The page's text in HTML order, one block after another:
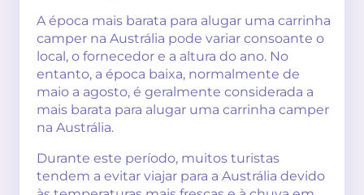
A época mais barata para alugar uma carrinha
camper na Austrália pode variar consoante o
local, o fornecedor e a altura do ano. No
entanto, a época baixa, normalmente de
maio a agosto, é geralmente considerada a
mais barata para alugar uma carrinha camper
na Austrália.
Durante este período, muitos turistas
tendem a evitar viajar para a Austrália devido